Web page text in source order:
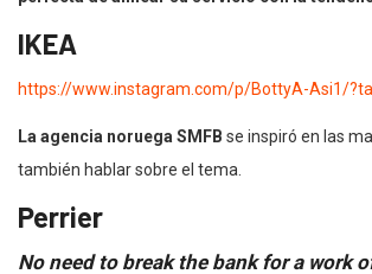
IKEA
https://www.instagram.com/p/BottyA-Asi1/
La agencia noruega SMFB se inspiró en las
también hablar sobre el tema.
Perrier
No need to break the bank for a work